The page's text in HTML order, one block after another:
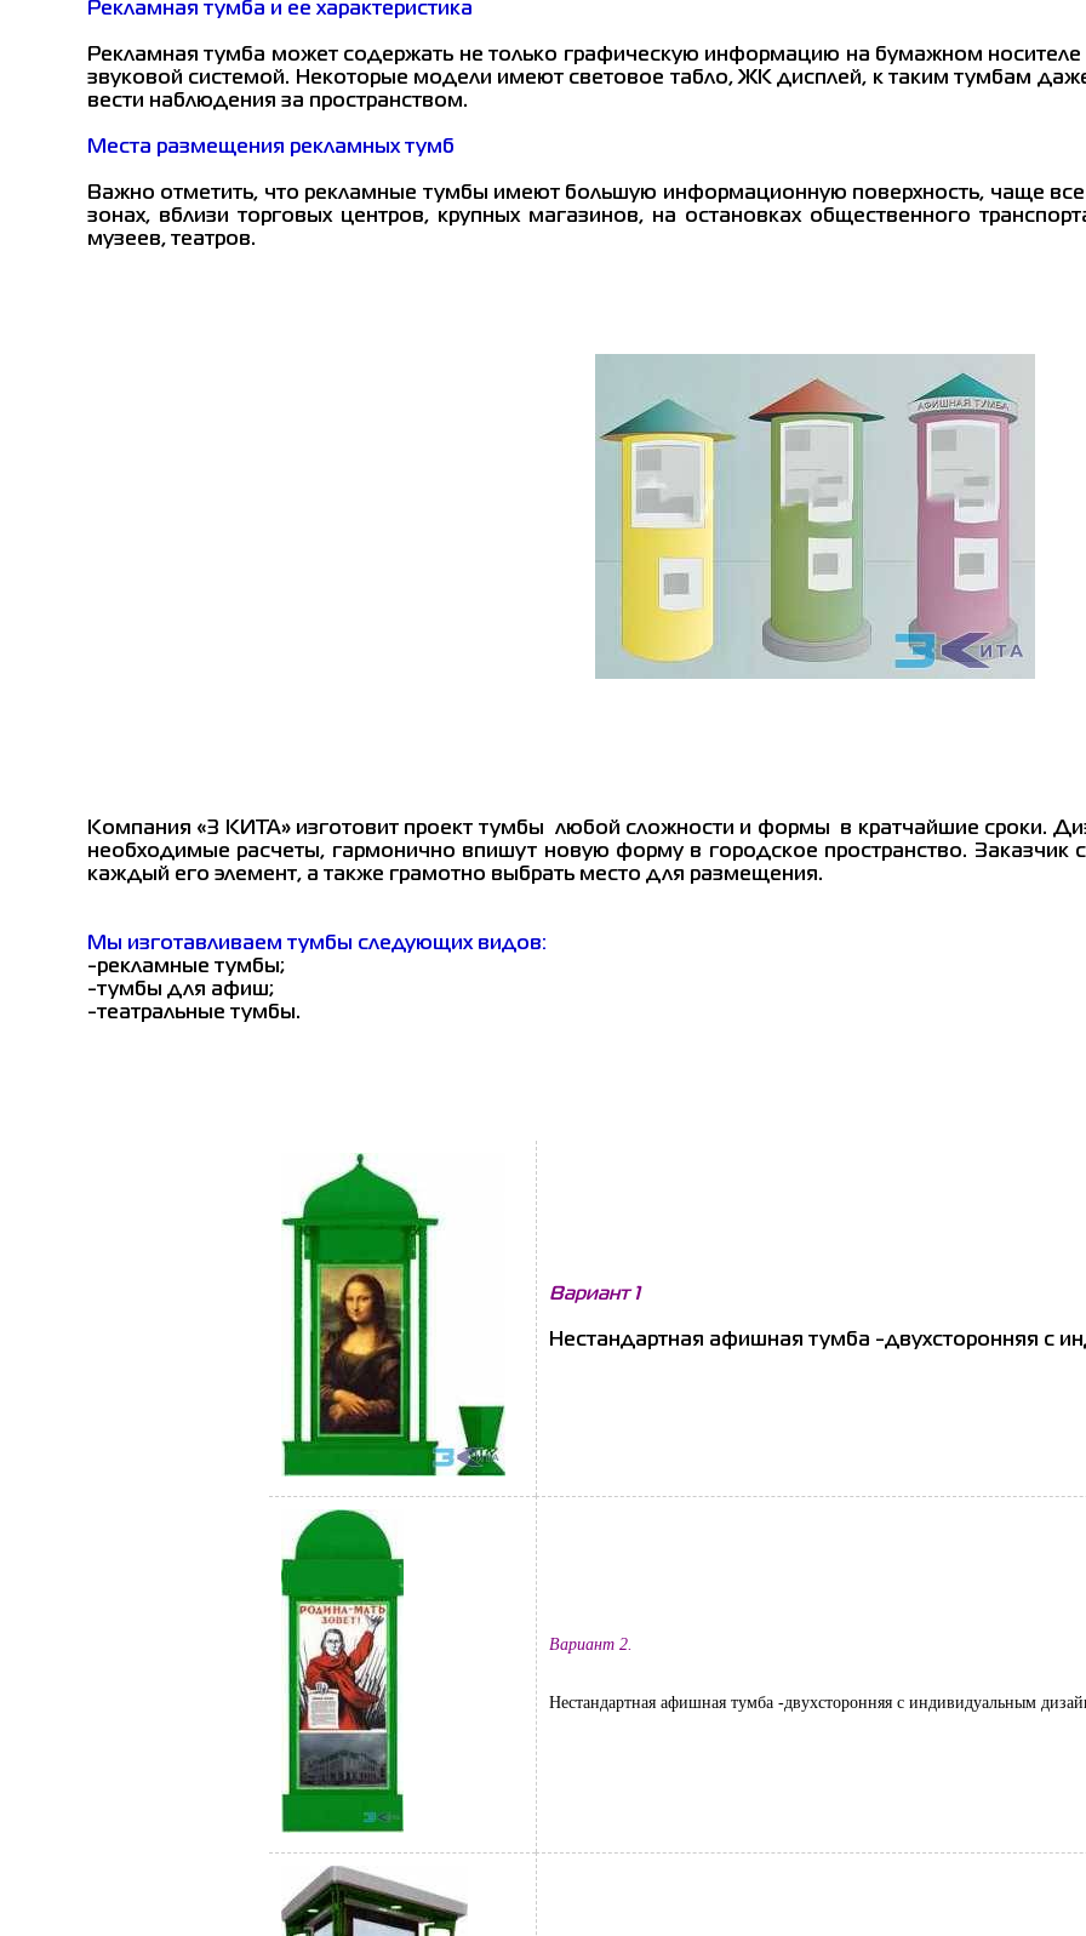
Рекламная тумба и ее характеристика
Рекламная тумба может содержать не только графическую информацию на бумажном
звуковой системой. Некоторые модели имеют световое табло, ЖК дисплей, к таким тумбам
вести наблюдения за пространством.
Места размещения рекламных тумб
Важно отметить, что рекламные тумбы имеют большую информационную поверхность, чаще
зонах, вблизи торговых центров, крупных магазинов, на остановках общественного
музеев, театров.
Компания «3 КИТА» изготовит проект тумбы любой сложности и формы в кратчайшие сроки.
необходимые расчеты, гармонично впишут новую форму в городское пространство. Заказчик
каждый его элемент, а также грамотно выбрать место для размещения.
Мы изготавливаем тумбы следующих видов:
-рекламные тумбы;
-тумбы для афиш;
-театральные тумбы.
Вариант 1
Нестандартная афишная тумба -двухсторонняя с
Вариант 2.
Нестандартная афишная тумба -двухсторонняя с индивидуальным